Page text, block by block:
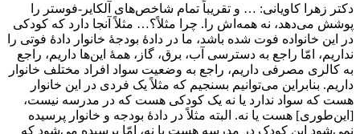
دکتر زهرا کاویانی: … و تقریباً تمام شاخص‌های آلکایر-فوستر را
پوشش می‌دهد، نه همه‌اش را. چرا مثلاً؟… مثلاً آنجا دارد که کودکی
در این خانواده فوت شده باشد، ما در دادۀ بودجۀ خانوار دادۀ فوتی را
نداریم، امّا راجع به دسترسی آب، برق، گاز، همۀ این‌ها داریم، راجع
به کالری مصرفی داریم، راجع به وضعیت سواد افراد مختلف خانوار
داریم. بنابراین می‌توانیم بسنجیم که مثلاً یک فردی در این خانوار
هست که سواد ندارد یا نه یک کودکی هست که در مدرسه نیست،
[این‌طوری] هست یا نه. البته مثلاً در دادۀ بودجه و خانوار پرسیده
نمی‌شود این کودک در مدرسه هست یا نه،‌ امّا پرسیده می‌شود که